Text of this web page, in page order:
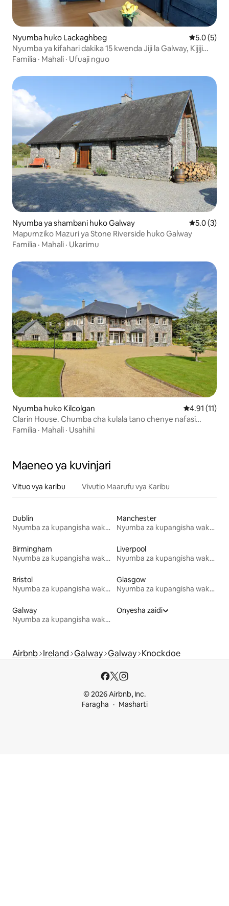
Nyumba huko Lackaghbeg Ukadiriaji
5.0 (5)
Nyumba ya kifahari dakika 15 kwenda Jiji la Galway, Kijiji
cha Lackagh
Familia · Mahali · Ufuaji nguo
Nyumba ya shambani huko Galway Ukadiriaji
5.0 (3)
Mapumziko Mazuri ya Stone Riverside huko Galway
Familia · Mahali · Ukarimu
Nyumba huko Kilcolgan Ukadiriaji wa
4.91 (11)
Clarin House. Chumba cha kulala tano chenye nafasi
kubwa
Familia · Mahali · Usahihi
Maeneo ya kuvinjari
Vituo vya karibu Vivutio Maarufu vya Karibu
Dublin
Nyumba za kupangisha wakati wa likizo
Manchester
Nyumba za kupangisha wakati wa likizo
Birmingham
Nyumba za kupangisha wakati wa likizo
Liverpool
Nyumba za kupangisha wakati wa likizo
Bristol
Nyumba za kupangisha wakati wa likizo
Glasgow
Nyumba za kupangisha wakati wa likizo
Galway
Nyumba za kupangisha wakati wa likizo
Onyesha zaidi
Airbnb Ireland Galway Galway Knockdoe
© 2026 Airbnb, Inc.
Faragha
Masharti